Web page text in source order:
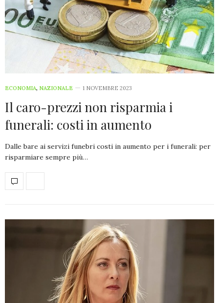
ECONOMIA, NAZIONALE 1 NOVEMBRE 2023
Il caro-prezzi non risparmia i
funerali: costi in aumento
Dalle bare ai servizi funebri costi in aumento per i funerali: per
risparmiare sempre più…